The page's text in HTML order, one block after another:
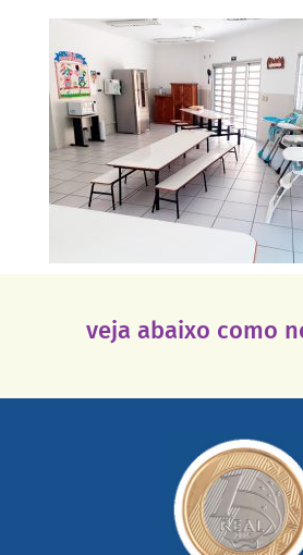
veja abaixo como
somada a de outras
saiba mais